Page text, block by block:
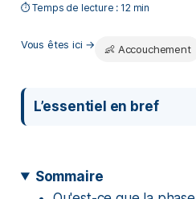
⏱️ Temps de lecture : 12 min
Vous êtes ici → 👶 Accouchement
L’essentiel en bref
Sommaire